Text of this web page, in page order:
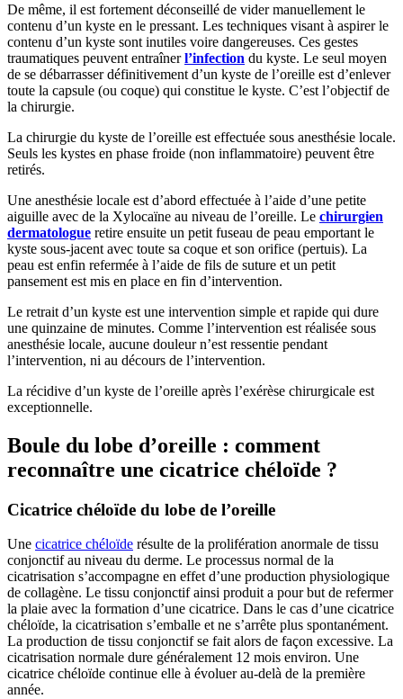
De même, il est fortement déconseillé de vider manuellement le
contenu d’un kyste en le pressant. Les techniques visant à aspirer le
contenu d’un kyste sont inutiles voire dangereuses. Ces gestes
traumatiques peuvent entraînerl’infection du kyste. Le seul moyen
de se débarrasser définitivement d’un kyste de l’oreille est d’enlever
toute la capsule (ou coque) qui constitue le kyste. C’est l’objectif de
la chirurgie.
La chirurgie du kyste de l’oreille est effectuée sous anesthésie locale.
Seuls les kystes en phase froide (non inflammatoire) peuvent être
retirés.
Une anesthésie locale est d’abord effectuée à l’aide d’une petite
aiguille avec de la Xylocaïne au niveau de l’oreille. Le chirurgien
dermatologue retire ensuite un petit fuseau de peau emportant le
kyste sous-jacent avec toute sa coque et son orifice (pertuis). La
peau est enfin refermée à l’aide de fils de suture et un petit
pansement est mis en place en fin d’intervention.
Le retrait d’un kyste est une intervention simple et rapide qui dure
une quinzaine de minutes. Comme l’intervention est réalisée sous
anesthésie locale, aucune douleur n’est ressentie pendant
l’intervention, ni au décours de l’intervention.
La récidive d’un kyste de l’oreille après l’exérèse chirurgicale est
exceptionnelle.
Boule du lobe d’oreille : comment
reconnaître une cicatrice chéloïde ?
Cicatrice chéloïde du lobe de l’oreille
Une cicatrice chéloïde résulte de la prolifération anormale de tissu
conjonctif au niveau du derme. Le processus normal de la
cicatrisation s’accompagne en effet d’une production physiologique
de collagène. Le tissu conjonctif ainsi produit a pour but de refermer
la plaie avec la formation d’une cicatrice. Dans le cas d’une cicatrice
chéloïde, la cicatrisation s’emballe et ne s’arrête plus spontanément.
La production de tissu conjonctif se fait alors de façon excessive. La
cicatrisation normale dure généralement 12 mois environ. Une
cicatrice chéloïde continue elle à évoluer au-delà de la première
année.